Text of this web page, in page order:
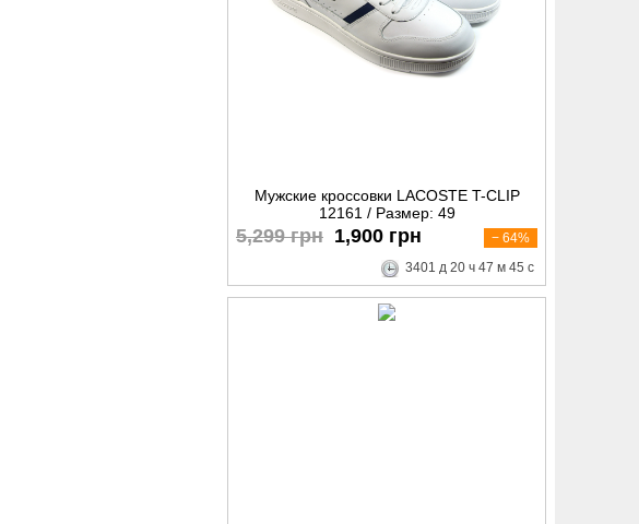
Мужские кроссовки LACOSTE T-CLIP
12161 / Размер: 49
5,299 грн 1,900 грн
− 64%
3401 д 20 ч 47 м 44 с